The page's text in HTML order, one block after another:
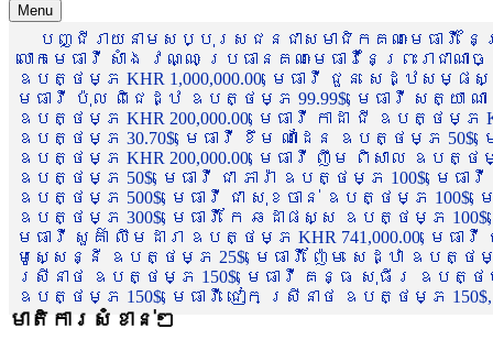
Menu
បញ្ជីរាយនាមសប្បុរសជនជាសមាជិកគណៈមេធាវី
លោកមេធាវី សាំង វណ្ណៈ ប្រធានគណៈមេធាវីនៃព្រះរា
ឧបត្ថម្ភ KHR 1,000,000.00, មេធាវី ជួន សេដ្ឋស
មេធាវី ប៉ុល ពិជេដ្ឋ ឧបត្ថម្ភ 99.99$, មេធាវី សត្យា ណ
ឧបត្ថម្ភ KHR 200,000.00, មេធាវី កាដា ជី ឧបត្ថម្ភ
ឧបត្ថម្ភ 30.70$, មេធាវី ខឹម ណាដែន ឧបត្ថម្ភ 50$,
ឧបត្ថម្ភ KHR 200,000.00, មេធាវី ញឹម ពិសាល ឧបត្ថ
ឧបត្ថម្ភ 50$, មេធាវី ជា ភារ៉ា ឧបត្ថម្ភ 100$, មេ
ឧបត្ថម្ភ 500$, មេធាវី ជា សុខចាន់ ឧបត្ថម្ភ
ឧបត្ថម្ភ 300$, មេធាវី កែ ឆដាផស្ស ឧបត្ថម្ភ
មេធាវី សួគ៌ា លឹមដារា ឧបត្ថម្ភ KHR 741,000.00, មេ
មូសេ្សន្នី ឧបត្ថម្ភ 25$, មេធាវី ញ៉ែម សេដ្ឋា ឧបត្ថ
ស្រីនាថ ឧបត្ថម្ភ 150$, មេធាវី គន្ធ សុធីរ ឧបត្ថម្ភ
ឧបត្ថម្ភ 150$, មេធាវី ជៀក ស្រីនាថ ឧបត្ថម្ភ 150$,
មាតិការសំខាន់ៗ